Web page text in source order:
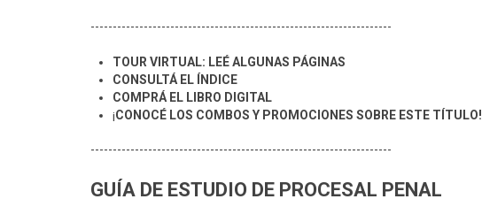
--------------------------------------------------------------------
TOUR VIRTUAL: LEÉ ALGUNAS PÁGINAS
CONSULTÁ EL ÍNDICE
COMPRÁ EL LIBRO DIGITAL
¡CONOCÉ LOS COMBOS Y PROMOCIONES SOBRE ESTE TÍTULO!
--------------------------------------------------------------------
GUÍA DE ESTUDIO DE PROCESAL PENAL